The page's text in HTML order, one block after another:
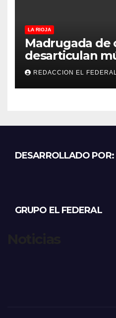
LA RIOJA
Madrugada de
desarticulan
“rodadas” y
motociclistas
REDACCION EL
DESARROLLADO POR:
GRUPO EL FEDERAL